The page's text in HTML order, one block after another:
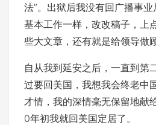
法”。出狱后我没有回广播事业
基本工作一样，改改稿子，上
些大文章，还有就是给领导做
自从我到延安之后，一直到第
过要回美国，我想我会终老中
才情，我的深情毫无保留地献
0年初我就回美国定居了。